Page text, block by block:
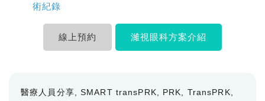
術紀錄
線上預約 濰視眼科方案介紹
醫療人員分享 SMART transPRK PRK
TransPRK